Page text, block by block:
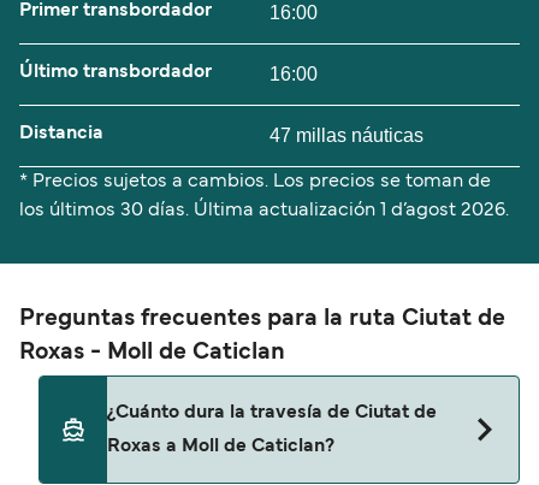
Primer transbordador 16:00
Último transbordador 16:00
Distancia 47 millas náuticas
* Precios sujetos a cambios. Los precios se toman de
los últimos 30 días. Última actualización 1 d’agost 2026.
Preguntas frecuentes para la ruta Ciutat de
Roxas - Moll de Caticlan
¿Cuánto dura la travesía de Ciutat de
Roxas a Moll de Caticlan?